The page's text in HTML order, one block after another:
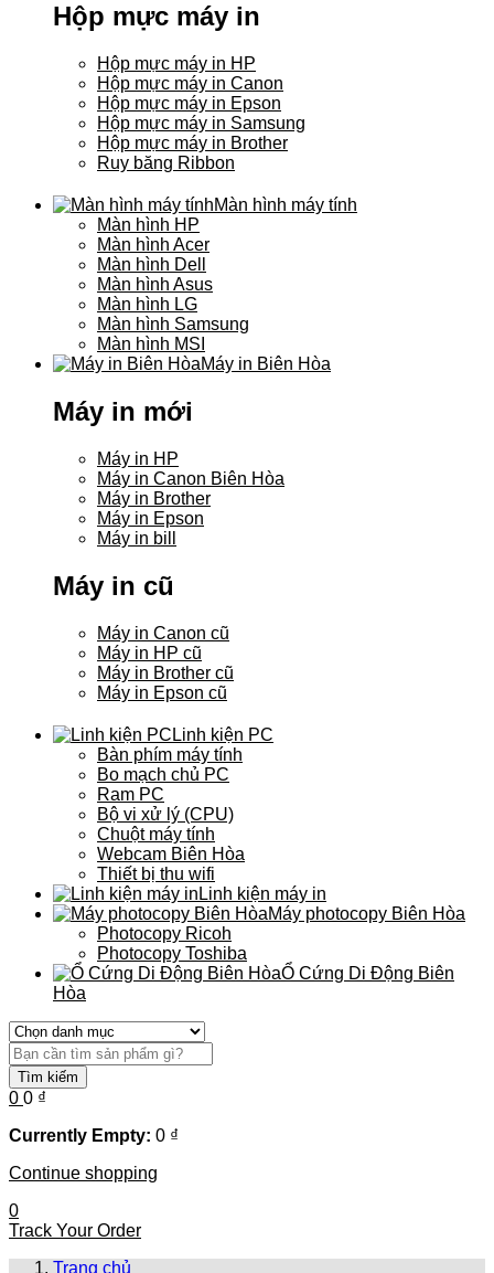
Hộp mực máy in
Hộp mực máy in HP
Hộp mực máy in Canon
Hộp mực máy in Epson
Hộp mực máy in Samsung
Hộp mực máy in Brother
Ruy băng Ribbon
Màn hình máy tính
Màn hình HP
Màn hình Acer
Màn hình Dell
Màn hình Asus
Màn hình LG
Màn hình Samsung
Màn hình MSI
Máy in Biên Hòa
Máy in mới
Máy in HP
Máy in Canon Biên Hòa
Máy in Brother
Máy in Epson
Máy in bill
Máy in cũ
Máy in Canon cũ
Máy in HP cũ
Máy in Brother cũ
Máy in Epson cũ
Linh kiện PC
Bàn phím máy tính
Bo mạch chủ PC
Ram PC
Bộ vi xử lý (CPU)
Chuột máy tính
Webcam Biên Hòa
Thiết bị thu wifi
Linh kiện máy in
Máy photocopy Biên Hòa
Photocopy Ricoh
Photocopy Toshiba
Ổ Cứng Di Động Biên
Hòa
Tìm kiếm
0 0 ₫
Currently Empty: 0 ₫
Continue shopping
0
Track Your Order
Trang chủ